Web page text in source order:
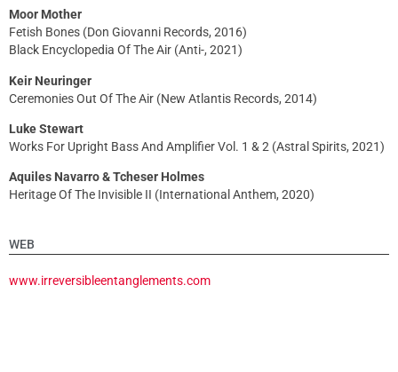
Moor Mother
Fetish Bones (Don Giovanni Records, 2016)
Black Encyclopedia Of The Air (Anti-, 2021)
Keir Neuringer
Ceremonies Out Of The Air (New Atlantis Records, 2014)
Luke Stewart
Works For Upright Bass And Amplifier Vol. 1 & 2 (Astral Spirits, 2021)
Aquiles Navarro & Tcheser Holmes
Heritage Of The Invisible II (International Anthem, 2020)
WEB
www.irreversibleentanglements.com